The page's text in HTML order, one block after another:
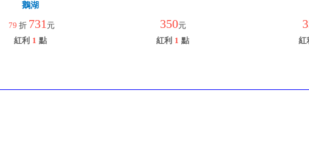
鵝湖
79 折 731 元
紅利 1 點
350元
紅利 1 點
紅